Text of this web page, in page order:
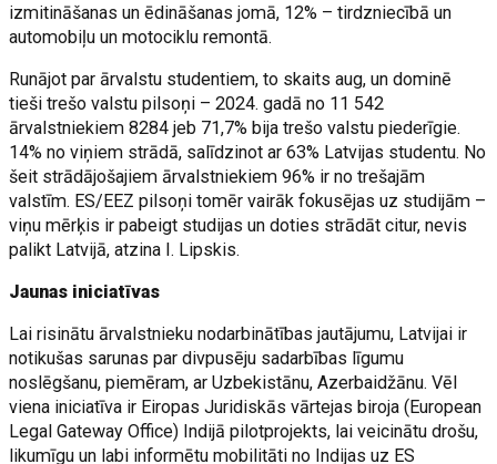
izmitināšanas un ēdināšanas jomā, 12% – tirdzniecībā un
automobiļu un motociklu remontā.
Runājot par ārvalstu studentiem, to skaits aug, un dominē
tieši trešo valstu pilsoņi – 2024. gadā no 11 542
ārvalstniekiem 8284 jeb 71,7% bija trešo valstu piederīgie.
14% no viņiem strādā, salīdzinot ar 63% Latvijas studentu. No
šeit strādājošajiem ārvalstniekiem 96% ir no trešajām
valstīm. ES/EEZ pilsoņi tomēr vairāk fokusējas uz studijām –
viņu mērķis ir pabeigt studijas un doties strādāt citur, nevis
palikt Latvijā, atzina I. Lipskis.
Jaunas iniciatīvas
Lai risinātu ārvalstnieku nodarbinātības jautājumu, Latvijai ir
notikušas sarunas par divpusēju sadarbības līgumu
noslēgšanu, piemēram, ar Uzbekistānu, Azerbaidžānu. Vēl
viena iniciatīva ir Eiropas Juridiskās vārtejas biroja (European
Legal Gateway Office) Indijā pilotprojekts, lai veicinātu drošu,
likumīgu un labi informētu mobilitāti no Indijas uz ES